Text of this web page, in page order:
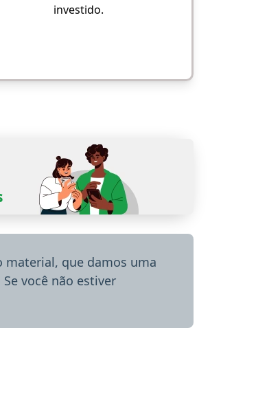
investido.
material, que damos uma
você não estiver